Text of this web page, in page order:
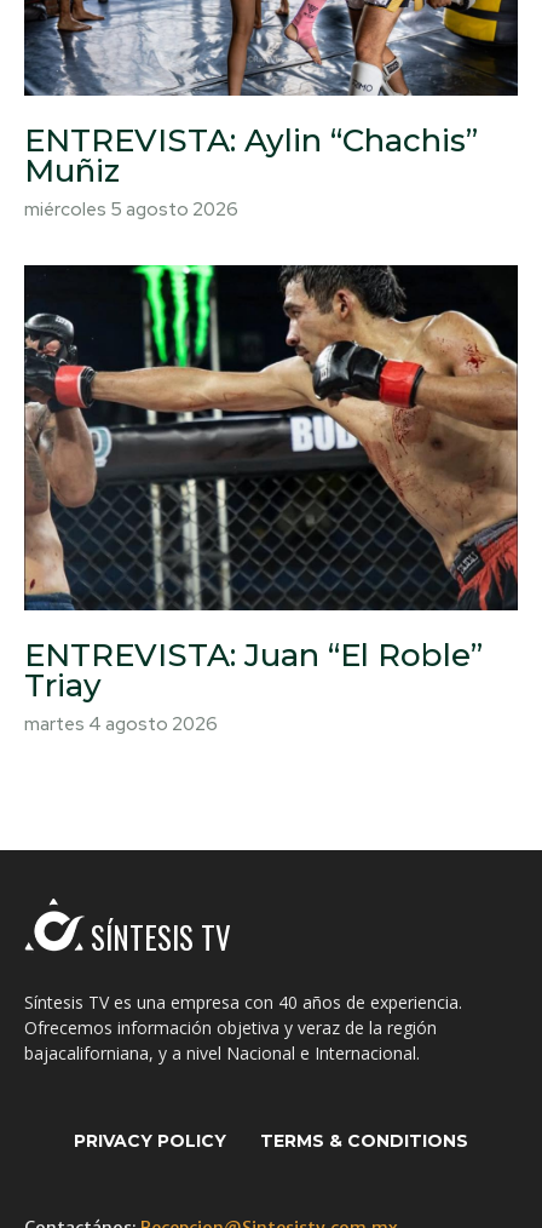
ENTREVISTA: Aylin “Chachis”
Muñiz
miércoles 5 agosto 2026
ENTREVISTA: Juan “El Roble”
Triay
martes 4 agosto 2026
SÍNTESIS TV
Síntesis TV es una empresa con 40 años de experiencia.
Ofrecemos información objetiva y veraz de la región
bajacaliforniana, y a nivel Nacional e Internacional.
PRIVACY POLICY TERMS & CONDITIONS